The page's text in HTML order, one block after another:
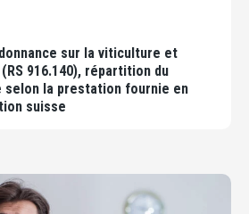
sur la viticulture et
916.140), répartition du
la prestation fournie en
suisse